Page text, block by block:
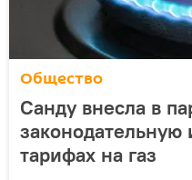
Общество
Санду внесла в
законодательную
тарифах на газ